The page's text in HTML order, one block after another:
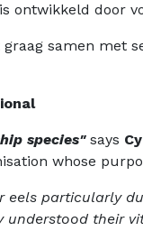
ontwikkeld door
samen met
species" says
whose
eels particularly
understood their